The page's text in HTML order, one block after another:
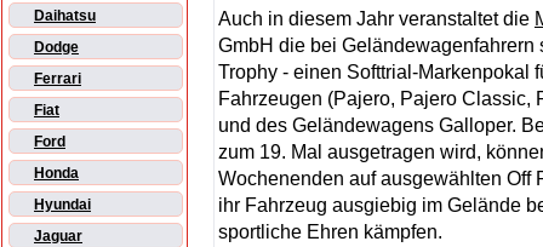
Daihatsu
Dodge
Ferrari
Fiat
Ford
Honda
Hyundai
Jaguar
Auch in diesem Jahr veranstaltet die
GmbH die bei
Trophy - einen Softtrial-Markenpokal
Fahrzeugen (Pajero, Pajero Classic,
und des Geländewagens Galloper.
zum 19. Mal ausgetragen wird,
Wochenenden auf ausgewählten Off
ihr Fahrzeug ausgiebig im Gelände
sportliche Ehren kämpfen.